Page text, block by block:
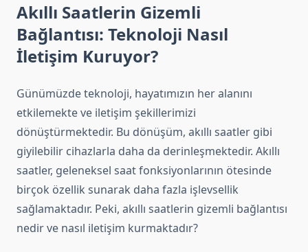
Akıllı Saatlerin Gizemli
Bağlantısı: Teknoloji Nasıl
İletişim Kuruyor?
Günümüzde teknoloji, hayatımızın her alanını
etkilemekte ve iletişim şekillerimizi
dönüştürmektedir. Bu dönüşüm, akıllı saatler gibi
giyilebilir cihazlarla daha da derinleşmektedir. Akıllı
saatler, geleneksel saat fonksiyonlarının ötesinde
birçok özellik sunarak daha fazla işlevsellik
sağlamaktadır. Peki, akıllı saatlerin gizemli bağlantısı
nedir ve nasıl iletişim kurmaktadır?